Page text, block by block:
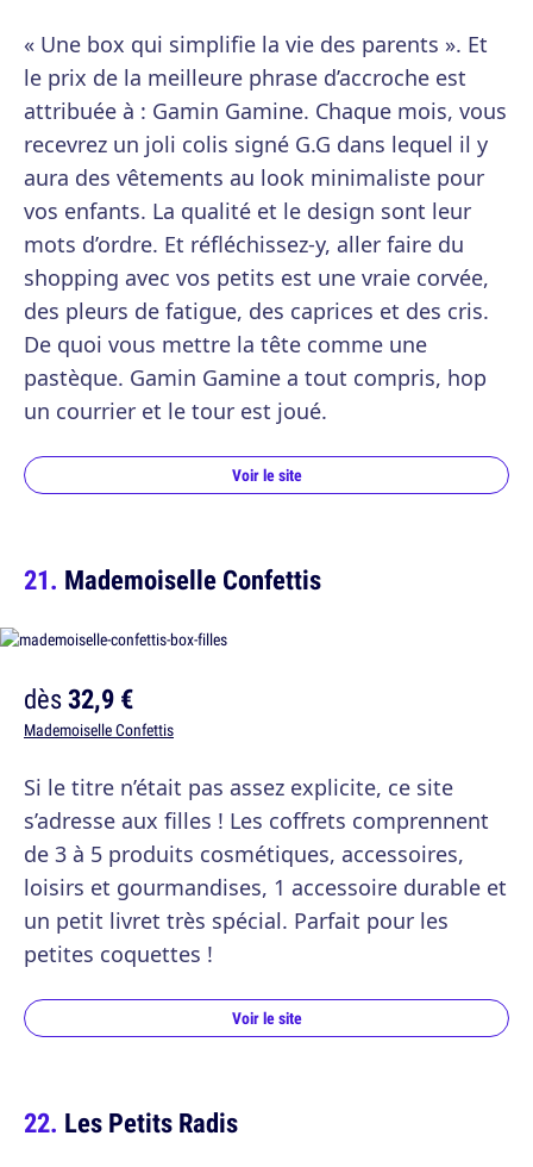
« Une box qui simplifie la vie des parents ». Et
le prix de la meilleure phrase d’accroche est
attribuée à : Gamin Gamine. Chaque mois, vous
recevrez un joli colis signé G.G dans lequel il y
aura des vêtements au look minimaliste pour
vos enfants. La qualité et le design sont leur
mots d’ordre. Et réfléchissez-y, aller faire du
shopping avec vos petits est une vraie corvée,
des pleurs de fatigue, des caprices et des cris.
De quoi vous mettre la tête comme une
pastèque. Gamin Gamine a tout compris, hop
un courrier et le tour est joué.
Voir le site
Mademoiselle Confettis
dès32,9 €
Mademoiselle Confettis
Si le titre n’était pas assez explicite, ce site
s’adresse aux filles ! Les coffrets comprennent
de 3 à 5 produits cosmétiques, accessoires,
loisirs et gourmandises, 1 accessoire durable et
un petit livret très spécial. Parfait pour les
petites coquettes !
Voir le site
Les Petits Radis